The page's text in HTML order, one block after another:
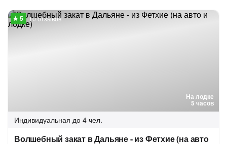
На лодке
5 часов
10 отзывов
Индивидуальная до 4 чел.
Волшебный закат в Дальяне - из Фетхие (на авто